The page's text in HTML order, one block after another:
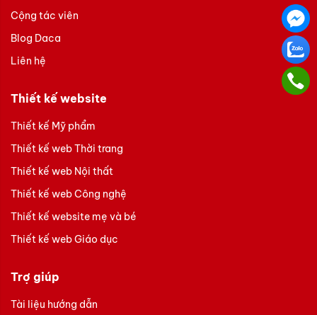
Cộng tác viên
Blog Daca
Liên hệ
Thiết kế website
Thiết kế Mỹ phẩm
Thiết kế web Thời trang
Thiết kế web Nội thất
Thiết kế web Công nghệ
Thiết kế website mẹ và bé
Thiết kế web Giáo dục
Trợ giúp
Tài liệu hướng dẫn